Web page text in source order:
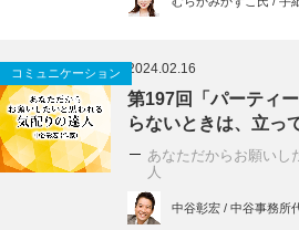
コミュニケーション 2024.02.16
第197回「パーティ
らないときは、立っ
あなただからお願いし
人
中谷彰宏 / 中谷事務所